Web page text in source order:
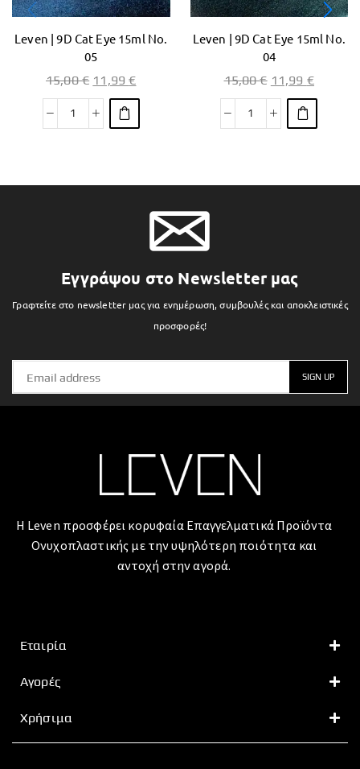
Leven | 9D Cat Eye 15ml No.
05
15,00€ 11,99€
Leven | 9D Cat Eye 15ml No.
04
15,00€ 11,99 €
Εγγράψου στο Newsletter μας
Γραφτείτε στο newsletter μας για ενημέρωση, συμβουλές και αποκλειστικές
προσφορές!
Η Leven προσφέρει κορυφαία Επαγγελματικά Προϊόντα
Ονυχοπλαστικής με την υψηλότερη ποιότητα και
αντοχή στην αγορά.
Εταιρία
Αγορές
Χρήσιμα